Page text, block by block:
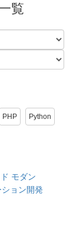
覧
PHP Python
モダン
ョン開発